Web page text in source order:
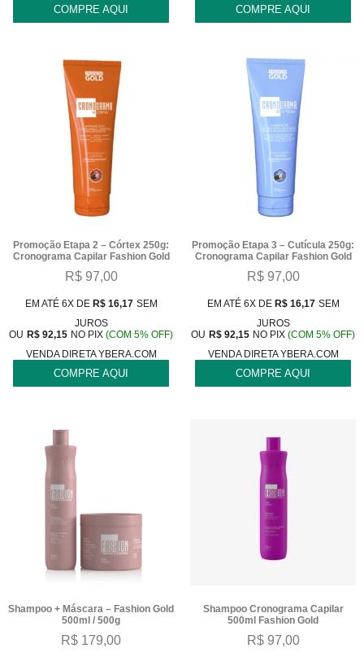
COMPRE AQUI COMPRE AQUI
Promoção Etapa 2 – Córtex 250g:
Cronograma Capilar Fashion Gold
R$97,00
EM ATÉ 6X DE R$16,17 SEM
JUROS
OU R$ 92,15 NO PIX (COM 5% OFF)
VENDA DIRETA YBERA.COM
COMPRE AQUI
Promoção Etapa 3 – Cutícula 250g:
Cronograma Capilar Fashion Gold
R$97,00
EM ATÉ 6X DE R$16,17 SEM
JUROS
OU R$ 92,15 NO PIX (COM 5% OFF)
VENDA DIRETA YBERA.COM
COMPRE AQUI
Shampoo + Máscara – Fashion Gold
500ml / 500g
R$ 179,00
Shampoo Cronograma Capilar
500ml Fashion Gold
R$97,00